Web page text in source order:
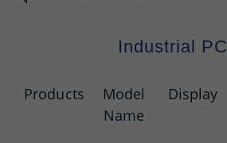
Industrial PC
Products
Model
Name
Display